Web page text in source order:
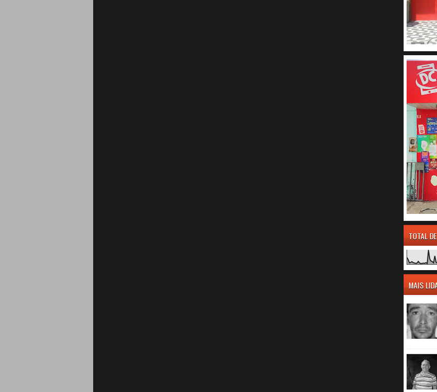
TOTAL
MAIS